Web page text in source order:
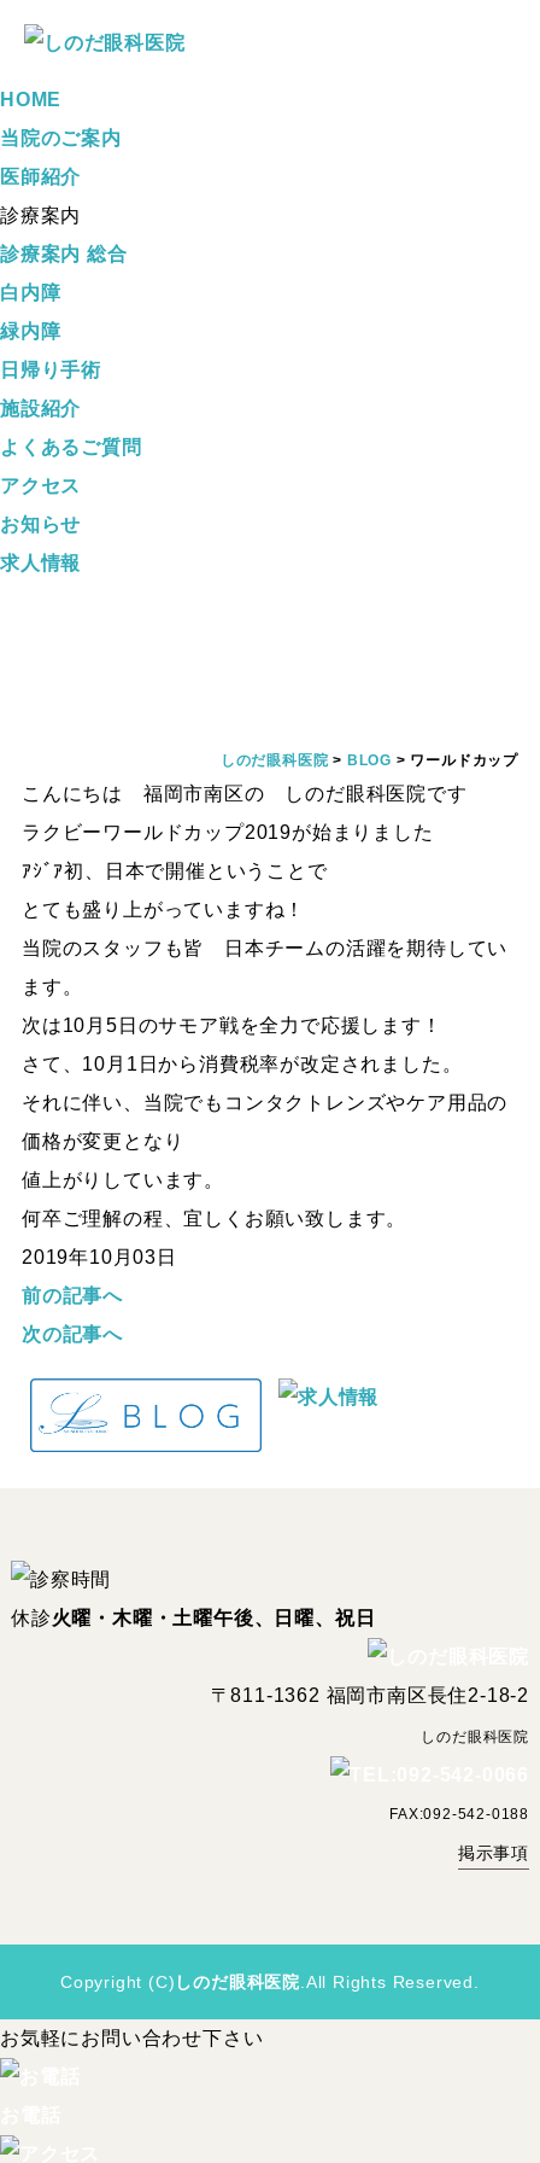
HOME
当院のご案内
医師紹介
診療案内
診療案内 総合
白内障
緑内障
日帰り手術
施設紹介
よくあるご質問
アクセス
お知らせ
求人情報
しのだ眼科医院 > BLOG > ワールドカップ
こんにちは 福岡市南区の しのだ眼科医院です
ラクビーワールドカップ2019が始まりました
ｱｼﾞｱ初、日本で開催ということで
とても盛り上がっていますね！
当院のスタッフも皆 日本チームの活躍を期待してい
ます。
次は10月5日のサモア戦を全力で応援します！
さて、10月1日から消費税率が改定されました。
それに伴い、当院でもコンタクトレンズやケア用品の
価格が変更となり
値上がりしています。
何卒ご理解の程、宜しくお願い致します。
2019年10月03日
前の記事へ
次の記事へ
休診火曜・木曜・土曜午後、日曜、祝日
〒811-1362 福岡市南区長住2-18-2
しのだ眼科医院
FAX:092-542-0188
掲示事項
Copyright (C) しのだ眼科医院.All Rights Reserved.
お気軽にお問い合わせ下さい